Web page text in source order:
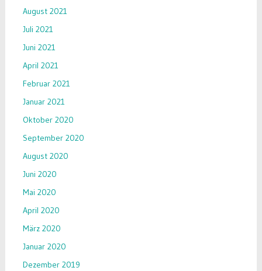
August 2021
Juli 2021
Juni 2021
April 2021
Februar 2021
Januar 2021
Oktober 2020
September 2020
August 2020
Juni 2020
Mai 2020
April 2020
März 2020
Januar 2020
Dezember 2019